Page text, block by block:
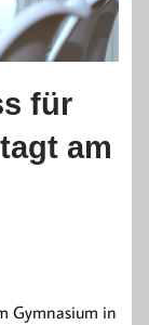
für
am
Gymnasium in